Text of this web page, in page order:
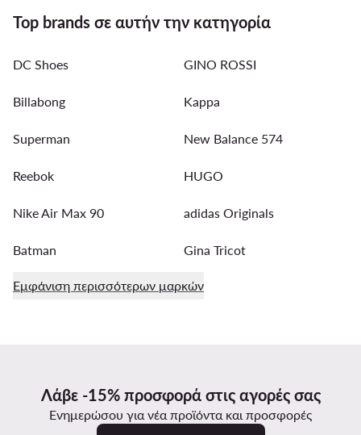
Top brands σε αυτήν την κατηγορία
DC Shoes GINO ROSSI
Billabong Kappa
Superman New Balance 574
Reebok HUGO
Nike Air Max 90 adidas Originals
Batman Gina Tricot
Εμφάνιση περισσότερων μαρκών
Λάβε -15% προσφορά στις αγορές σας
Ενημερώσου για νέα προϊόντα και προσφορές